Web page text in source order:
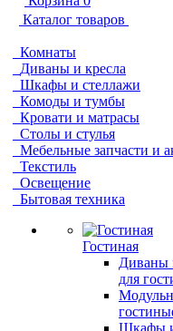
Каталог товаров
Комнаты
Диваны и кресла
Шкафы и стеллажи
Комоды и тумбы
Кровати и матрасы
Столы и стулья
Мебельные запчасти и
Текстиль
Освещение
Бытовая техника
Гостиная
Диваны
для
Шкафы